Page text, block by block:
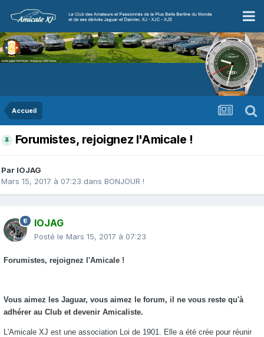
Accueil
Forumistes, rejoignez l'Amicale !
Par IOJAG
Mars 15, 2017 à 07:23 dans BONJOUR !
IOJAG
Posté le Mars 15, 2017 à 07:23
Forumistes, rejoignez l'Amicale !
Vous aimez les Jaguar, vous aimez le forum, il ne vous reste qu'à
adhérer au Club et devenir Amicaliste.
L'Amicale XJ est une association Loi de 1901. Elle a été crée pour réunir